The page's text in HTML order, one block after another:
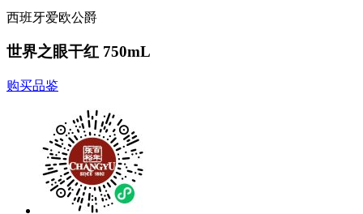
西班牙爱欧公爵
世界之眼干红 750mL
购买品鉴